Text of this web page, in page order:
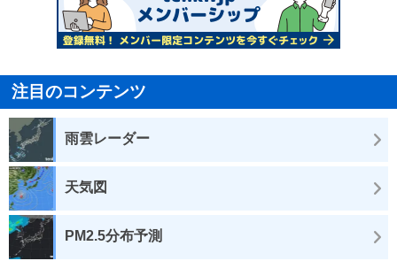
注目のコンテンツ
雨雲レーダー
天気図
PM2.5分布予測